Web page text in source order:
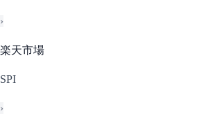
›
楽天市場
SPI
›